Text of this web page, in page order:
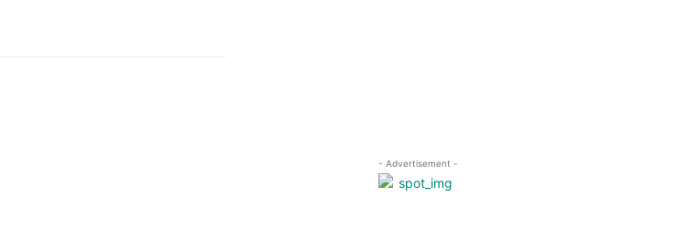
- Advertisement -